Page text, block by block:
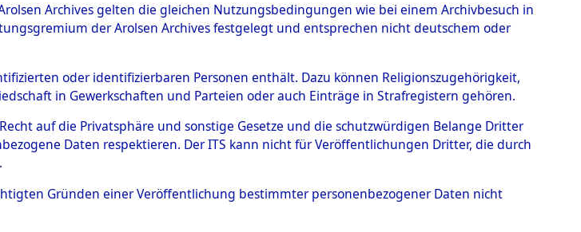
ÜBERSICHT BILD
Plankenfels - Röttenbach→0001
(84600680)
Archives gelten die gleichen Nutzungsbedingungen wie bei einem Archivbesuch in
der Arolsen Archives festgelegt und entsprechen nicht deutschem oder
oder identifizierbaren Personen enthält. Dazu können Religionszugehörigkeit,
in Gewerkschaften und Parteien oder auch Einträge in Strafregistern gehören.
auf die Privatsphäre und sonstige Gesetze und die schutzwürdigen Belange Dritter
Daten respektieren. Der ITS kann nicht für Veröffentlichungen Dritter, die durch
Gründen einer Veröffentlichung bestimmter personenbezogener Daten nicht